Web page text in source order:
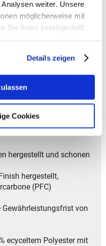
weiter. Unsere
möglicherweise mit
Sie ihnen bereitgestellt
Details zeigen
Cookies
Kindes zu
für nachhaltige
Reisen und Kinder
Produkt
besteht aus
hat den Grünen
hergestellt und schonen
hergestellt,
(PFC)
Gewährleistungsfrist von
ecyceltem Polyester mit